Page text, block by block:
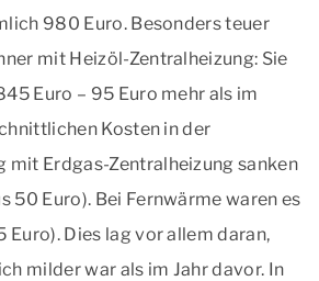
980 Euro. Besonders teuer
mit Heizöl-Zentralheizung: Sie
Euro – 95 Euro mehr als im
Kosten in der
mit Erdgas-Zentralheizung sanken
50 Euro). Bei Fernwärme waren es
Euro). Dies lag vor allem daran,
milder war als im Jahr davor. In